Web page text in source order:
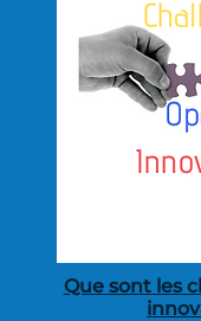
Que sont les